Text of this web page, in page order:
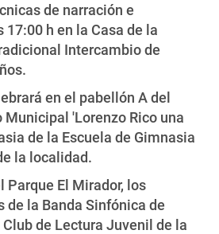
de narración e
h en la Casa de la
Intercambio de
en el pabellón A del
'Lorenzo Rico una
de la Escuela de Gimnasia
la localidad.
Parque El Mirador, los
la Banda Sinfónica de
de Lectura Juvenil de la